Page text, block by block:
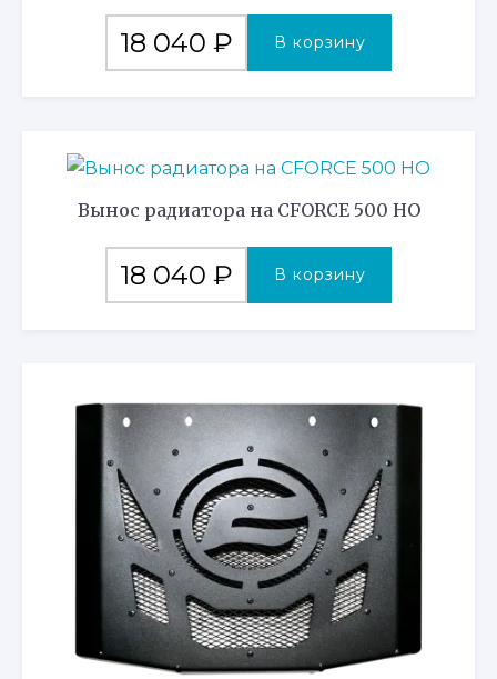
18 040 ₽ В корзину
Вынос радиатора на CFORCE 500 HO
18 040 ₽ В корзину